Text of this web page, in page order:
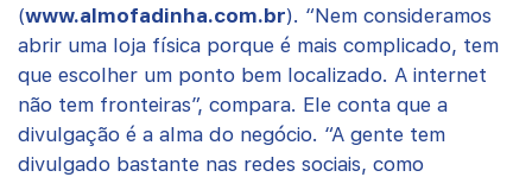
(www.almofadinha.com.br). “Nem consideramos
abrir uma loja física porque é mais complicado, tem
que escolher um ponto bem localizado. A internet
não tem fronteiras”, compara. Ele conta que a
divulgação é a alma do negócio. “A gente tem
divulgado bastante nas redes sociais, como